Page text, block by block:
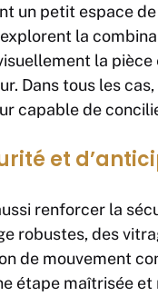
un petit espace
la
la
Dans tous les
capable de
et
renforcer la
robustes, des
de mouvement
étape maîtrisée